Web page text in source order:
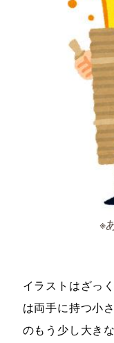
※
イラストはざっ
は両手に持つ小
のもう少し大きな